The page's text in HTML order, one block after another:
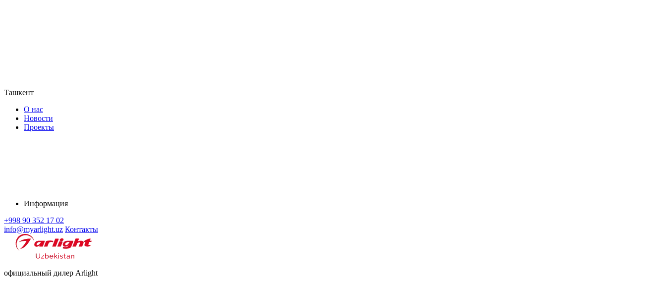
Ташкент
О нас
Новости
Проекты
Информация
+998 90 352 17 02
info@myarlight.uz Контакты
официальный дилер Arlight